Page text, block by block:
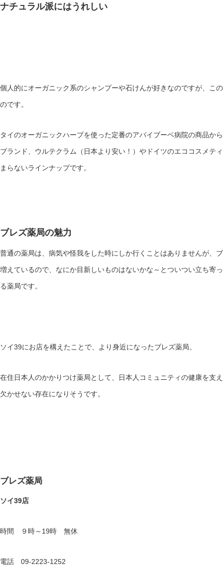
ナチュラル派にはうれしい
個人的にオーガニック系のシャンプーや石けんが好きなのですが、こ
のです。
タイのオーガニックハーブを使った定番のアバイブーベ病院の商品か
ブランド、ウルテクラム（日本より安い！）やドイツのエココスメテ
まらないラインナップです。
ブレズ薬局の魅力
普通の薬局は、病気や怪我をした時にしか行くことはありませんが、
増えているので、なにか目新しいものはないかな～とついつい立ち寄
る薬局です。
ソイ39にお店を構えたことで、より身近になったブレズ薬局。
在住日本人のかかりつけ薬局として、日本人コミュニティの健康を支
欠かせない存在になりそうです。
ブレズ薬局
ソイ39店
時間 ９時～19時 無休
電話 09-2223-1252